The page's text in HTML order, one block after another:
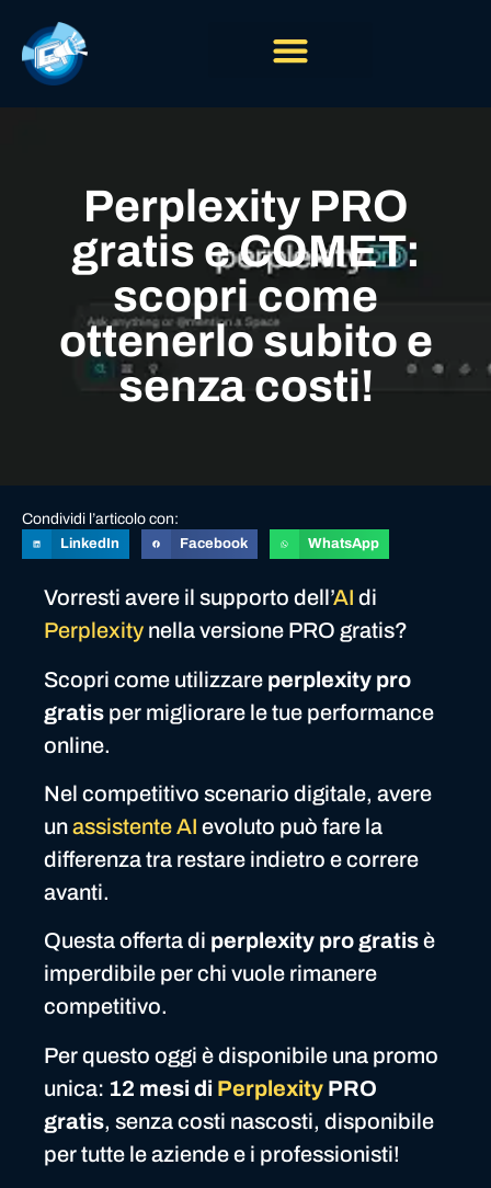
Perplexity PRO
gratis e COMET:
scopri come
ottenerlo subito e
senza costi!
Condividi l’articolo con:
LinkedIn Facebook WhatsApp
Vorresti avere il supporto dell’AI di
Perplexity nella versione PRO gratis?
Scopri come utilizzare perplexity pro
gratis per migliorare le tue performance
online.
Nel competitivo scenario digitale, avere
unassistente AI evoluto può fare la
differenza tra restare indietro e correre
avanti.
Questa offerta di perplexity pro gratisè
imperdibile per chi vuole rimanere
competitivo.
Per questo oggi è disponibile una promo
unica: 12 mesi di Perplexity PRO
gratis, senza costi nascosti, disponibile
per tutte le aziende e i professionisti!